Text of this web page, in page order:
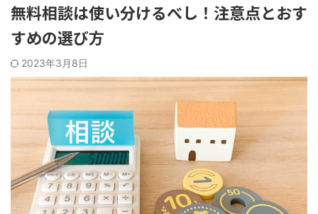
無料相談は使い分けるべし！注意点とおす
すめの選び方
2023年3月8日